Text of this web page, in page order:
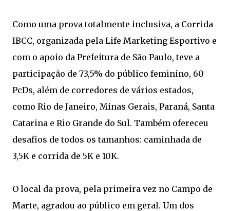
Como uma prova totalmente inclusiva, a Corrida
IBCC, organizada pela Life Marketing Esportivo e
com o apoio da Prefeitura de São Paulo, teve a
participação de 73,5% do público feminino, 60
PcDs, além de corredores de vários estados,
como Rio de Janeiro, Minas Gerais, Paraná, Santa
Catarina e Rio Grande do Sul. Também ofereceu
desafios de todos os tamanhos: caminhada de
3,5K e corrida de 5K e 10K.
O local da prova, pela primeira vez no Campo de
Marte, agradou ao público em geral. Um dos